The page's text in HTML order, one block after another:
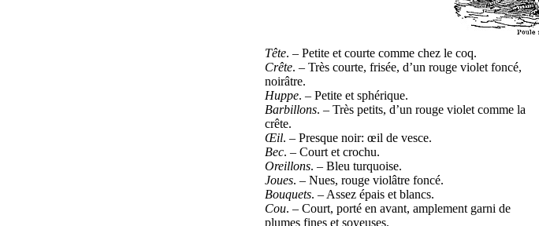
Tête. – Petite et courte comme chez le coq.
Crête. – Très courte, frisée, d’un rouge violet foncé,
noirâtre.
Huppe. – Petite et sphérique.
Barbillons. – Très petits, d’un rouge violet comme la
crête.
Œil. – Presque noir: œil de vesce.
Bec. – Court et crochu.
Oreillons. – Bleu turquoise.
Joues. – Nues, rouge violâtre foncé.
Bouquets. – Assez épais et blancs.
Cou. – Court, porté en avant, amplement garni de
plumes fines et soyeuses.